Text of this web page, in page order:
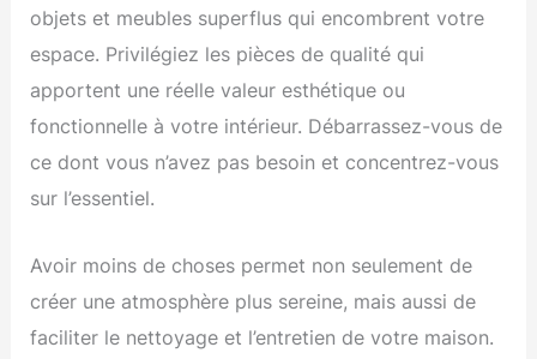
objets et meubles superflus qui encombrent votre
espace. Privilégiez les pièces de qualité qui
apportent une réelle valeur esthétique ou
fonctionnelle à votre intérieur. Débarrassez-vous de
ce dont vous n’avez pas besoin et concentrez-vous
sur l’essentiel.
Avoir moins de choses permet non seulement de
créer une atmosphère plus sereine, mais aussi de
faciliter le nettoyage et l’entretien de votre maison.